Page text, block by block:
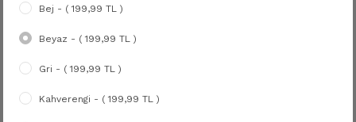
Bej - ( 199,99 TL )
Beyaz - ( 199,99 TL )
Gri - ( 199,99 TL )
Kahverengi - ( 199,99 TL )